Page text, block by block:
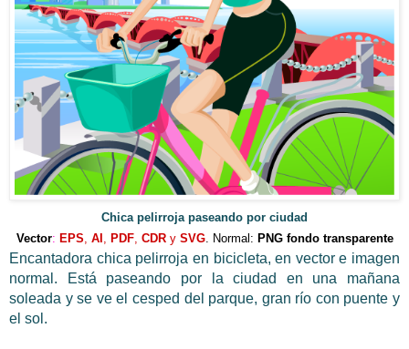
Chica pelirroja paseando por ciudad
Vector: EPS AI PDF, CDR y SVG. Normal: PNG fondo transparente
Encantadora chica pelirroja en bicicleta, en vector e imagen
normal. Está paseando por la ciudad en una mañana
soleada y se ve el cesped del parque, gran río con puente y
el sol.